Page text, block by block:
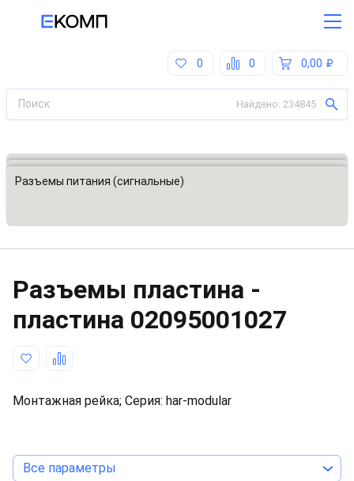
0,00
0
0
Найдено: 234845
Все категории
Разъемы, соединители
Разъемы питания (сигнальные)
Разъeмы пластина -
пластина 02095001027
Монтажная рейка; Серия: har-modular
Все параметры